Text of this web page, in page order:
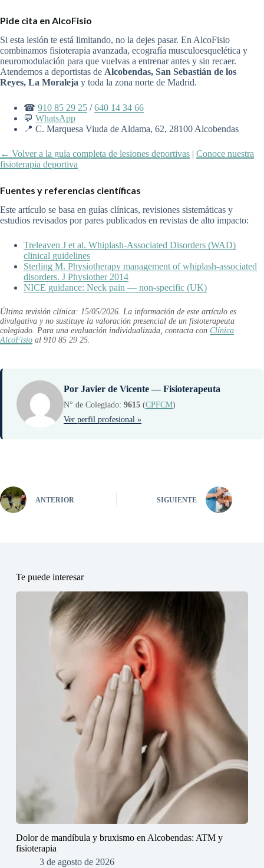
Pide cita en AlcoFisio
Si esta lesión te está limitando, no la dejes pasar. En AlcoFisio
combinamos fisioterapia avanzada, ecografía musculoesquelética y
neuromodulación para que vuelvas a entrenar antes y sin recaer.
Atendemos a deportistas de Alcobendas, San Sebastián de los
Reyes, La Moraleja y toda la zona norte de Madrid.
☎ 910 85 29 25 /640 14 34 66
💬 WhatsApp
📍 C. Marquesa Viuda de Aldama, 62, 28100 Alcobendas
← Volver a la guía completa de lesiones deportivas | Conoce nuestra
fisioterapia deportiva
Fuentes y referencias científicas
Este artículo se basa en guías clínicas, revisiones sistemáticas y
estudios revisados por pares publicados en revistas de alto impacto:
Treleaven J et al. Whiplash-Associated Disorders (WAD)
clinical guidelines
Sterling M. Physiotherapy management of whiplash-associated
disorders. J Physiother 2014
NICE guidance: Neck pain — non-specific (UK)
Última revisión clínica: 15/05/2026. La información de este artículo es
divulgativa y no sustituye la valoración presencial de un fisioterapeuta
colegiado. Para una evaluación individualizada, contacta con Clínica
AlcoFisio al 910 85 29 25.
Por Javier de Vicente — Fisioterapeuta
N° de Colegiado: 9615 (CPFCM)
Ver perfil profesional »
ANTERIOR SIGUIENTE
Te puede interesar
Dolor de mandíbula y bruxismo en Alcobendas: ATM y
fisioterapia
3 de agosto de 2026